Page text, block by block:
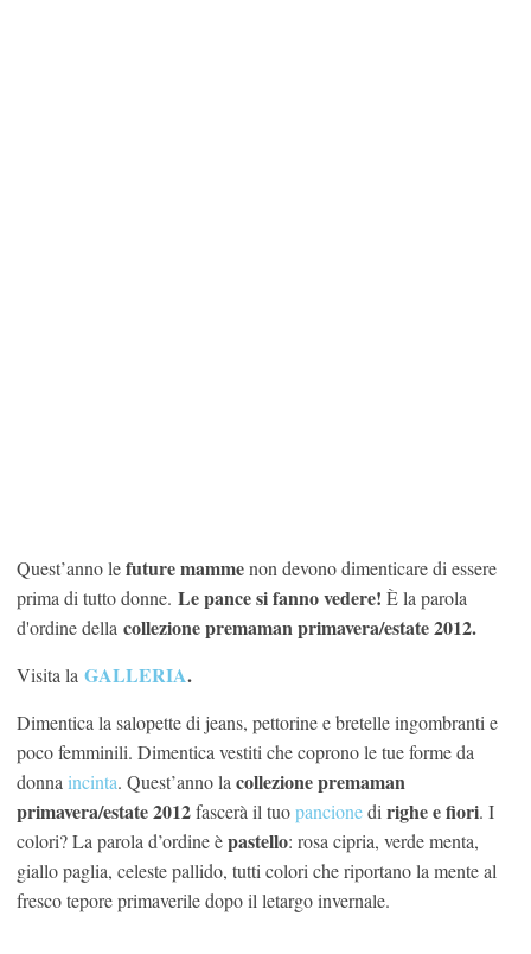
Quest’anno lefuture mammenon devono dimenticare di essere
prima di tutto donne. Le pance si fanno vedere! È la parola
d'ordine della collezione premaman primavera/estate 2012.
Visita la GALLERIA.
Dimentica la salopette di jeans, pettorine e bretelle ingombranti e
poco femminili. Dimentica vestiti che coprono le tue forme da
donna incinta. Quest’anno la collezione premaman
primavera/estate 2012fascerà il tuopancionedi righe e fiori. I
colori? La parola d’ordine èpastello: rosa cipria, verde menta,
giallo paglia, celeste pallido, tutti colori che riportano la mente al
fresco tepore primaverile dopo il letargo invernale.